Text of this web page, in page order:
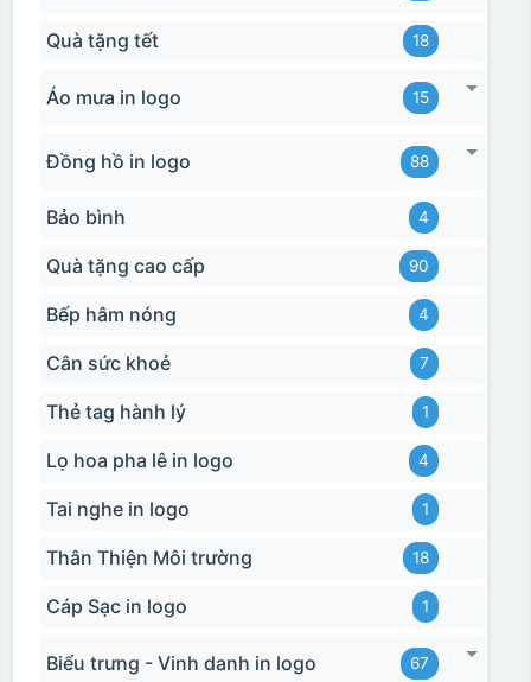
Quà tặng tết 18
Áo mưa in logo 15
Đồng hồ in logo 88
Bảo bình 4
Quà tặng cao cấp 90
Bếp hâm nóng 4
Cân sức khoẻ 7
Thẻ tag hành lý 1
Lọ hoa pha lê in logo 4
Tai nghe in logo 1
Thân Thiện Môi trường 18
Cáp Sạc in logo 1
Biểu trưng - Vinh danh in logo 67